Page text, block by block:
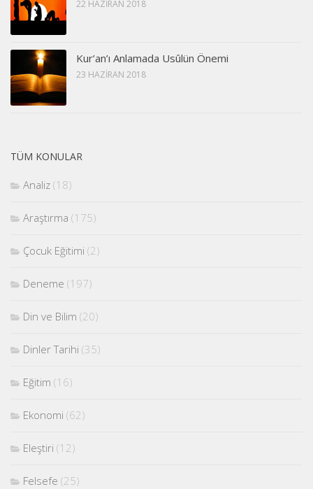
22 HAZIRAN 2018
Kur’an’ı Anlamada Usûlün Önemi
23 HAZIRAN 2018
TÜM KONULAR
Analiz (18)
Araştırma (175)
Çocuk Eğitimi (2)
Deneme (197)
Din ve Bilim (20)
Dinler Tarihi (35)
Eğitim (16)
Ekonomi (62)
Eleştiri (12)
Felsefe (25)